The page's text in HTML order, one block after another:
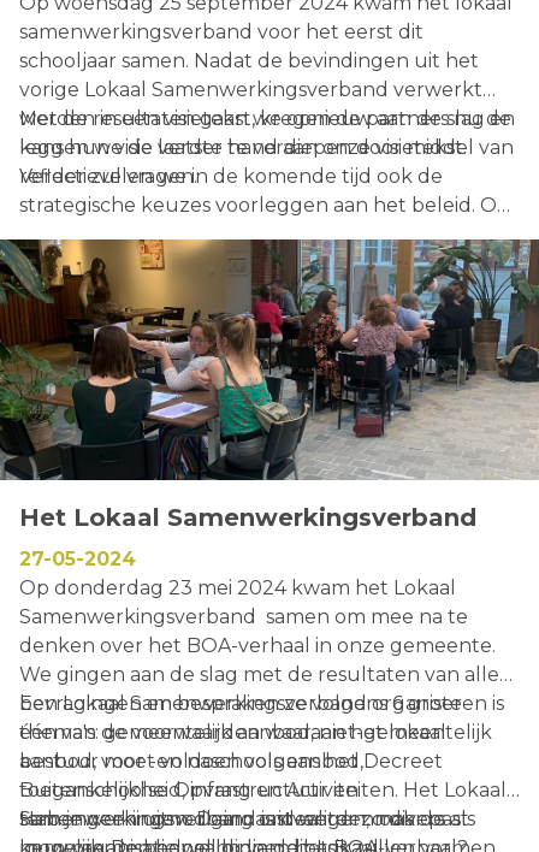
samenwerkingsverband voor het eerst dit
schooljaar samen. Nadat de bevindingen uit het
vorige Lokaal Samenwerkingsverband verwerkt
werden in een visietekst, kregen de partners nu de
kans hun visie verder te verdiepen door middel van
reflectieve vragen.
Met de resultaten gaan we opnieuw aan de slag en
leggen we de laatste hand aan onze visietekst.
Verder zullen we in de komende tijd ook de
strategische keuzes voorleggen aan het beleid. Op
Samenwerkingsverband opnieuw samen om
concrete doelstellingen en acties te koppelen aan
de visie.
Het Lokaal Samenwerkingsverband
27-05-2024
Op donderdag 23 mei 2024 kwam het Lokaal
Samenwerkingsverband samen om mee na te
denken over het BOA-verhaal in onze gemeente.
We gingen aan de slag met de resultaten van alle
bevragingen en bespraken ze volgens 6 grote
thema's: gemeentelijk aanbod, niet-gemeentelijk
aanbod, voor -en naschools aanbod,
toegankelijkheid, infrastructuur en
samenwerkingen. Daarnaast werden ook de
kernwaarden bepaald die de basis zullen vormen
Een Lokaal Samenwerkingsverband organiseren is
één van de voorwaarden waaraan het lokaal
bestuur moet voldoen volgens het Decreet
Buitenschoolse Opvang en Activiteiten. Het Lokaal
Samenwerkingsverband is idealiter zo divers als
mogelijk. De bedoeling van dit Lokaal
Heb je geen uitnodiging ontvangen, maar past
jouw organisatie wel binnen het BOA-verhaal?